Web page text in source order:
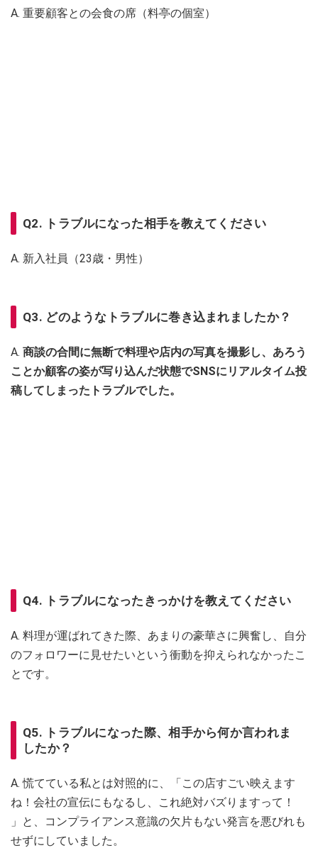
A. 重要顧客との会食の席（料亭の個室）
Q2. トラブルになった相手を教えてください
A. 新入社員（23歳・男性）
Q3. どのようなトラブルに巻き込まれましたか？
A. 商談の合間に無断で料理や店内の写真を撮影し、あろう
ことか顧客の姿が写り込んだ状態でSNSにリアルタイム投
稿してしまったトラブルでした。
Q4. トラブルになったきっかけを教えてください
A. 料理が運ばれてきた際、あまりの豪華さに興奮し、自分
のフォロワーに見せたいという衝動を抑えられなかったこ
とです。
Q5. トラブルになった際、相手から何か言われま
したか？
A. 慌てている私とは対照的に、「この店すごい映えます
ね！会社の宣伝にもなるし、これ絶対バズりますって！
」と、コンプライアンス意識の欠片もない発言を悪びれも
せずにしていました。